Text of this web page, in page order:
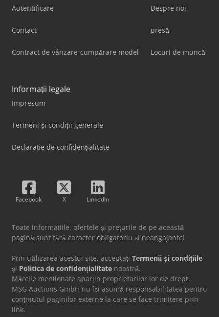
Autentificare
Contact
Contract de vânzare-cumpărare model
Despre noi
presă
Locuri de muncă
Informații legale
Impresum
Termeni și condiții generale
Declarație de confidențialitate
Facebook X LinkedIn
Toate informațiile, ofertele și prețurile de pe această
pagină sunt fără caracter obligatoriu și neangajante!
Prin utilizarea acestui site, acceptați Termenii și condițiile
și Politica de confidențialitate noastră.
Mărcile menționate aparțin proprietarilor lor de drept.
MSG Auctions GmbH nu își asumă responsabilitatea pentru
conținutul paginilor externe la care se face trimitere prin
link.